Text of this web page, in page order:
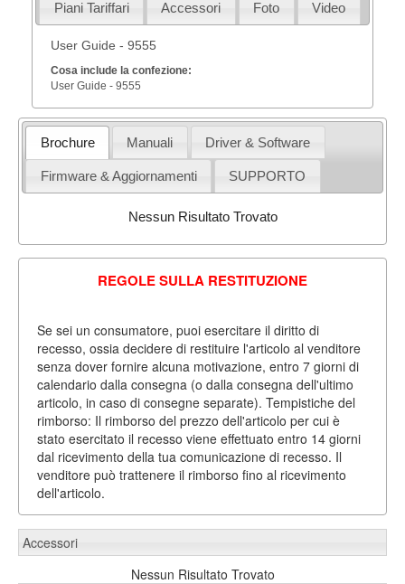
Piani Tariffari Accessori Foto Video
User Guide - 9555
Cosa include la confezione:
User Guide - 9555
Brochure Manuali Driver & Software
Firmware & Aggiornamenti SUPPORTO
Nessun Risultato Trovato
REGOLE SULLA RESTITUZIONE
Se sei un consumatore, puoi esercitare il diritto di
recesso, ossia decidere di restituire l'articolo al venditore
senza dover fornire alcuna motivazione, entro 7 giorni di
calendario dalla consegna (o dalla consegna dell'ultimo
articolo, in caso di consegne separate). Tempistiche del
rimborso: Il rimborso del prezzo dell'articolo per cui è
stato esercitato il recesso viene effettuato entro 14 giorni
dal ricevimento della tua comunicazione di recesso. Il
venditore può trattenere il rimborso fino al ricevimento
dell'articolo.
Accessori
Nessun Risultato Trovato